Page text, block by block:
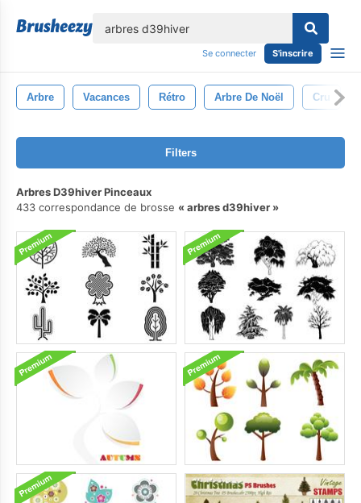
Se connecter S'inscrire
Arbre Vacances Rétro Arbre De Noël Cru
Filters
Arbres D39hiver Pinceaux
433 correspondance de brosse
arbres d39hiver